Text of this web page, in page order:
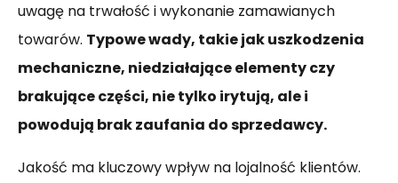
uwagę na trwałość i wykonanie zamawianych
towarów. Typowe wady, takie jak uszkodzenia
mechaniczne, niedziałające elementy czy
brakujące części, nie tylko irytują, ale i
powodują brak zaufania do sprzedawcy.
Jakość ma kluczowy wpływ na lojalność klientów.